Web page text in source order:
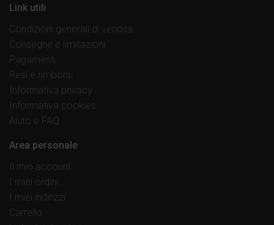
Link utili
Condizioni generali di vendita
Consegne e limitazioni
Pagamenti
Resi e rimborsi
Informativa privacy
Informativa cookies
Aiuto e FAQ
Area personale
Il mio account
I miei ordini
I miei indirizzi
Carrello